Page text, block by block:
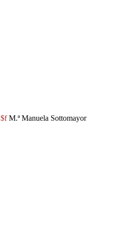
$fM.ª Manuela Sottomayor